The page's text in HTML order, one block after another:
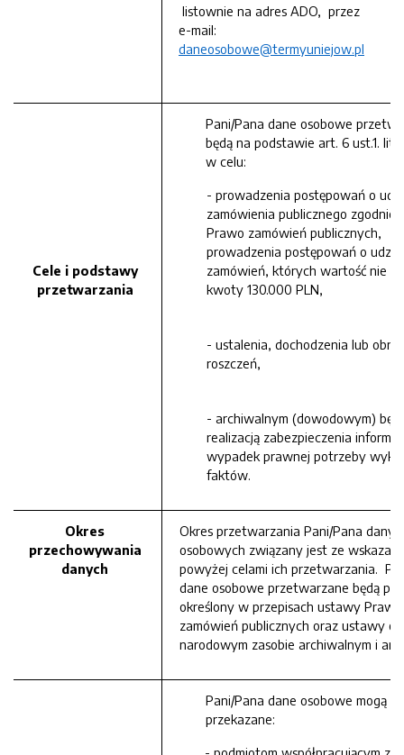
listownie na adres ADO, przez
e-mail:
daneosobowe@termyuniejow.pl
Cele i podstawy
przetwarzania
Pani/Pana dane osobowe
będą na podstawie art. 6 ust.1. lit.
w celu:
- prowadzenia postępowań o
zamówienia publicznego zgodnie
Prawo zamówień publicznych,
prowadzenia postępowań o
zamówień, których wartość nie
kwoty 130.000 PLN,
- ustalenia, dochodzenia lub
roszczeń,
- archiwalnym (dowodowym)
realizacją zabezpieczenia
wypadek prawnej potrzeby
faktów.
Okres
przechowywania
danych
Okres przetwarzania Pani/Pana
osobowych związany jest ze
powyżej celami ich przetwarzania.
dane osobowe przetwarzane będą
określony w przepisach ustawy Prawo
zamówień publicznych oraz ustawy o
narodowym zasobie archiwalnym i
Pani/Pana dane osobowe mogą
przekazane: